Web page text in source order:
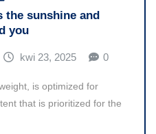
the sunshine and
you
kwi 23, 2025 0
is optimized for
that is prioritized for the